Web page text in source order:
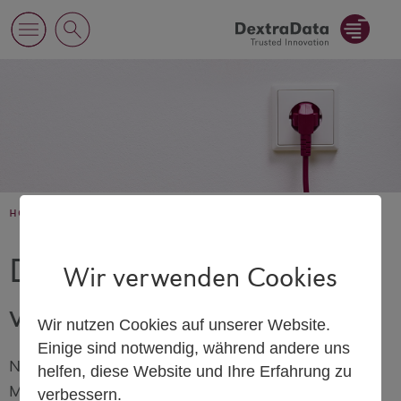
Wir verwenden Cookies
Wir nutzen Cookies auf unserer Website.
Einige sind notwendig, während andere uns
helfen, diese Website und Ihre Erfahrung zu
verbessern.
home
Danke, dass Sie mit uns
verbunden bleiben.
Nur noch wenige Klicks. Tragen Sie dazu einfach Ihre E-
Mail-Adresse ein und geben Sie uns Ihre Einwilligung,